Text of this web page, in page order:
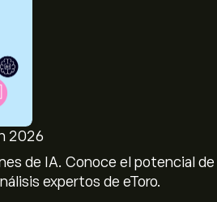
2026
de IA. Conoce el potencial
expertos de eToro.